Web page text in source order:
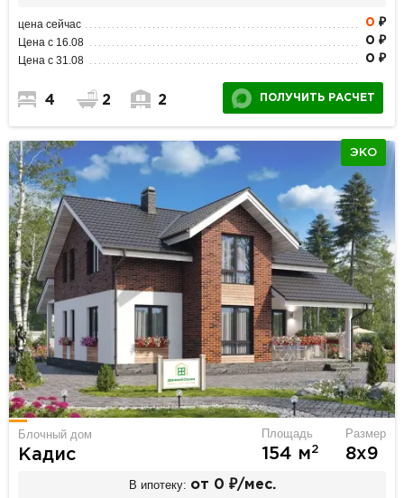
цена сейчас 0 ₽
Цена с 16.08 0 ₽
Цена с 31.08 0 ₽
4 2 2 ПОЛУЧИТЬ РАСЧЕТ
ЭКО
Блочный дом
Кадис
Площадь
154 м2
Размер
8х9
В ипотеку: от 0 ₽/мес.